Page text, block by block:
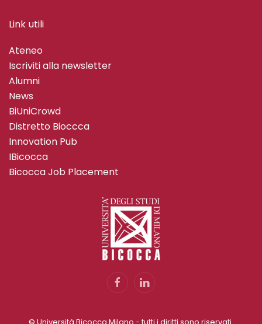
Link utili
Ateneo
Iscriviti alla newsletter
Alumni
News
BiUniCrowd
Distretto Bioccca
Innovation Pub
IBicocca
Bicocca Job Placement